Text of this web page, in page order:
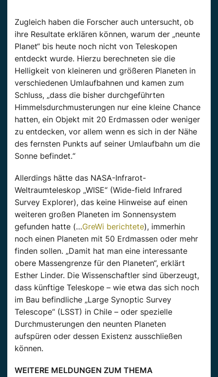
Zugleich haben die Forscher auch untersucht, ob
ihre Resultate erklären können, warum der „neunte
Planet“ bis heute noch nicht von Teleskopen
entdeckt wurde. Hierzu berechneten sie die
Helligkeit von kleineren und größeren Planeten in
verschiedenen Umlaufbahnen und kamen zum
Schluss, „dass die bisher durchgeführten
Himmelsdurchmusterungen nur eine kleine Chance
hatten, ein Objekt mit 20 Erdmassen oder weniger
zu entdecken, vor allem wenn es sich in der Nähe
des fernsten Punkts auf seiner Umlaufbahn um die
Sonne befindet.“
Allerdings hätte das NASA-Infrarot-
Weltraumteleskop „WISE“ (Wide-field Infrared
Survey Explorer), das keine Hinweise auf einen
weiteren großen Planeten im Sonnensystem
gefunden hatte (…GreWi berichtete), immerhin
noch einen Planeten mit 50 Erdmassen oder mehr
finden sollen. „Damit hat man eine interessante
obere Massengrenze für den Planeten“, erklärt
Esther Linder. Die Wissenschaftler sind überzeugt,
dass künftige Teleskope – wie etwa das sich noch
im Bau befindliche „Large Synoptic Survey
Telescope“ (LSST) in Chile – oder spezielle
Durchmusterungen den neunten Planeten
aufspüren oder dessen Existenz ausschließen
können.
WEITERE MELDUNGEN ZUM THEMA